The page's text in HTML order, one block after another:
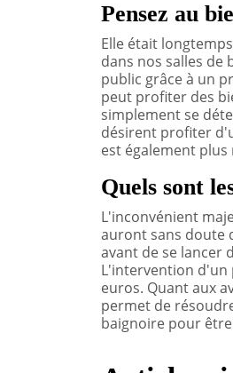
Pensez au
Elle était
dans nos salles de
public grâce à un
peut profiter des
simplement se
désirent profiter
est également
Quels sont
L'inconvénient
auront sans doute
avant de se lancer
L'intervention d'un
euros. Quant aux
permet de
baignoire pour